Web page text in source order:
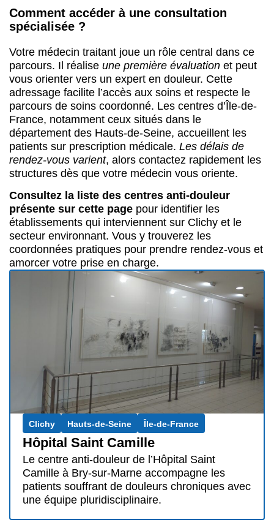
Comment accéder à une consultation
spécialisée ?
Votre médecin traitant joue un rôle central dans ce
parcours. Il réalise une première évaluation et peut
vous orienter vers un expert en douleur. Cette
adressage facilite l’accès aux soins et respecte le
parcours de soins coordonné. Les centres d’Île-de-
France, notamment ceux situés dans le
département des Hauts-de-Seine, accueillent les
patients sur prescription médicale. Les délais de
rendez-vous varient, alors contactez rapidement les
structures dès que votre médecin vous oriente.
Consultez la liste des centres anti-douleur
présente sur cette page pour identifier les
établissements qui interviennent sur Clichy et le
secteur environnant. Vous y trouverez les
coordonnées pratiques pour prendre rendez-vous et
amorcer votre prise en charge.
Clichy Hauts-de-Seine Île-de-France
Hôpital Saint Camille
Le centre anti-douleur de l’Hôpital Saint
Camille à Bry-sur-Marne accompagne les
patients souffrant de douleurs chroniques avec
une équipe pluridisciplinaire.